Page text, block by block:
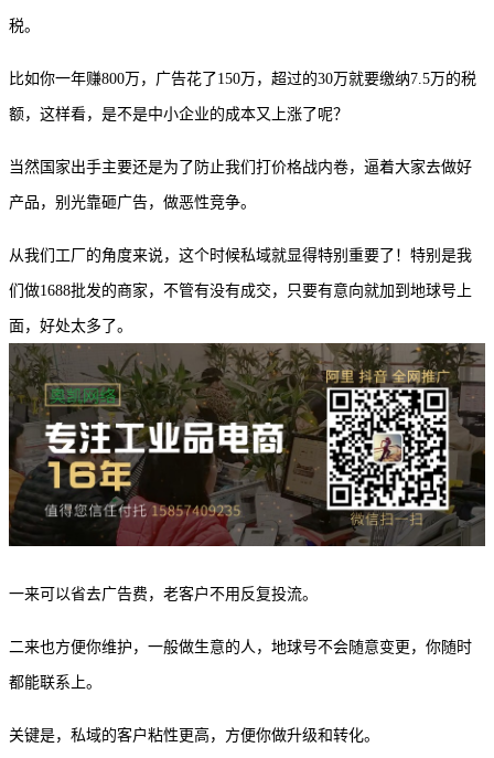
税。
比如你一年赚800万，广告花了150万，超过的30万就要缴纳7.5万的税
额，这样看，是不是中小企业的成本又上涨了呢？
当然国家出手主要还是为了防止我们打价格战内卷，逼着大家去做好
产品，别光靠砸广告，做恶性竞争。
从我们工厂的角度来说，这个时候私域就显得特别重要了！特别是我
们做1688批发的商家，不管有没有成交，只要有意向就加到地球号上
面，好处太多了。
一来可以省去广告费，老客户不用反复投流。
二来也方便你维护，一般做生意的人，地球号不会随意变更，你随时
都能联系上。
关键是，私域的客户粘性更高，方便你做升级和转化。